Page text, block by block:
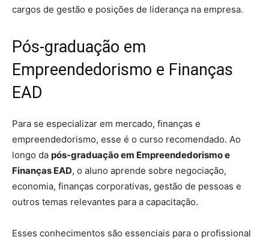
cargos de gestão e posições de liderança na empresa.
Pós-graduação em
Empreendedorismo e Finanças
EAD
Para se especializar em mercado, finanças e
empreendedorismo, esse é o curso recomendado. Ao
longo da pós-graduação em Empreendedorismo e
Finanças EAD, o aluno aprende sobre negociação,
economia, finanças corporativas, gestão de pessoas e
outros temas relevantes para a capacitação.
Esses conhecimentos são essenciais para o profissional